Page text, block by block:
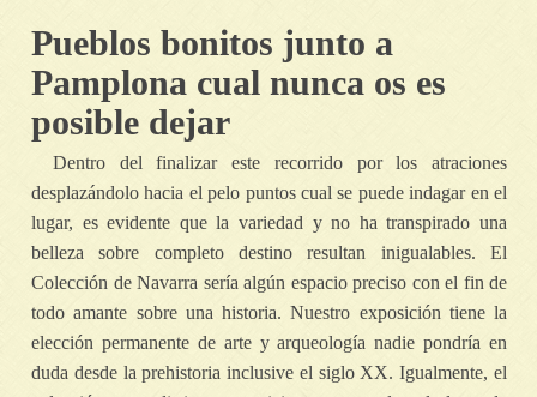
Pueblos bonitos junto a
Pamplona cual nunca os es
posible dejar
Dentro del finalizar este recorrido por los atraciones
desplazándolo hacia el pelo puntos cual se puede indagar en el
lugar, es evidente que la variedad y no ha transpirado una
belleza sobre completo destino resultan inigualables. El
Colección de Navarra serí­a algún espacio preciso con el fin de
todo amante sobre una historia. Nuestro exposición tiene la
elección permanente de arte y arqueología nadie pondrí­a en
duda desde la prehistoria inclusive el siglo XX. Igualmente, el